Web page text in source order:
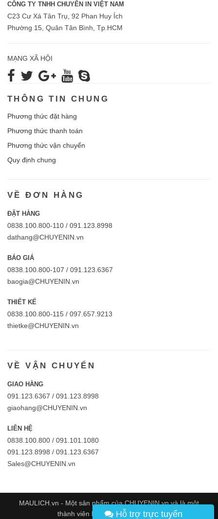
CÔNG TY TNHH CHUYÊN IN VIỆT NAM
C23 Cư Xá Tân Trụ, 92 Phan Huy Ích
Phường 15, Quân Tân Bình, Tp.HCM
MẠNG XÃ HỘI
THÔNG TIN CHUNG
Phương thức đặt hàng
Phương thức thanh toán
Phương thức vận chuyển
Quy định chung
VỀ ĐƠN HÀNG
ĐẶT HÀNG
0838.100.800-110 / 091.123.8998
dathang@CHUYENIN.vn
BÁO GIÁ
0838.100.800-107 / 091.123.6367
baogia@CHUYENIN.vn
THIẾT KẾ
0838.100.800-115 / 097.657.9213
thietke@CHUYENIN.vn
VỀ VẬN CHUYỂN
GIAO HÀNG
091.123.6367 / 091.123.8998
giaohang@CHUYENIN.vn
LIÊN HỆ
0838.100.800 / 091.101.1080
091.123.8998 / 091.123.6367
Sales@CHUYENIN.vn
MAULICH.vn - Một sản phẩm củaCHUYENIN.vnvà là một
thành viên hệ thốngVICGroup.co
Hỗ trợ trực tuyến